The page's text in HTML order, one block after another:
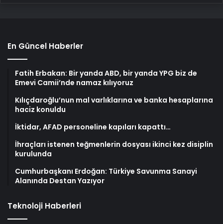
En Güncel Haberler
Fatih Erbakan: Bir yanda ABD, bir yanda YPG biz de
Emevi Camii’nde namaz kılıyoruz
Kılıçdaroğlu’nun mal varlıklarına ve banka hesaplarına
haciz konuldu
İktidar, AFAD personeline kapıları kapattı…
İhraçları istenen teğmenlerin dosyası ikinci kez disiplin
kurulunda
Cumhurbaşkanı Erdoğan: Türkiye Savunma Sanayi
Alanında Destan Yazıyor
Teknoloji Haberleri